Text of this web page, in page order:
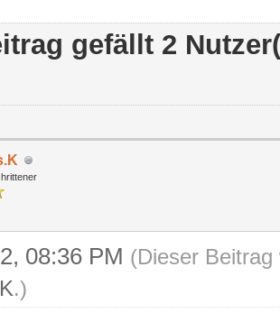
gefällt 2
08:36 PM (Dieser
.)